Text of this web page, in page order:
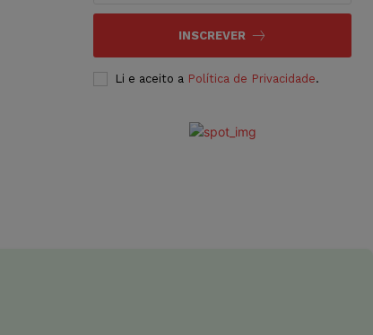
INSCREVER
Li e aceito a Política de Privacidade.